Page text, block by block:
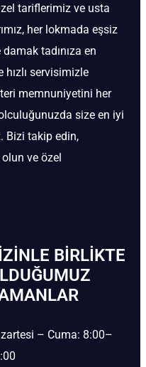
tariflerimiz ve usta
her lokmada eşsiz
tadınıza en
hızlı servisimizle
memnuniyetini her
size en iyi
Bizi takip edin,
ve özel
BIRLIKTE
– Cuma: 8:00–